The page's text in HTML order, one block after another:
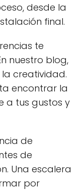
desde la
final.
te
nuestro blog,
creatividad.
encontrar la
a tus gustos y
de
de
Una escalera
por